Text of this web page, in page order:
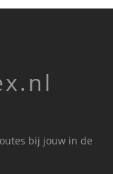
bij jouw in de